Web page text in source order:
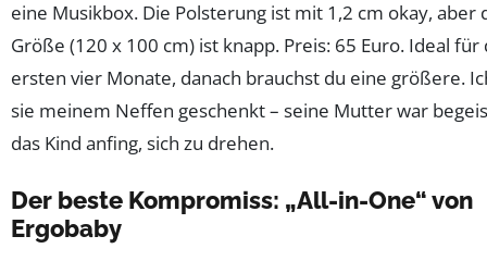
eine Musikbox. Die Polsterung ist mit 1,2 cm okay, aber
Größe (120 x 100 cm) ist knapp. Preis: 65 Euro. Ideal für
ersten vier Monate, danach brauchst du eine größere.
sie meinem Neffen geschenkt – seine Mutter war
das Kind anfing, sich zu drehen.
Der beste Kompromiss: „All-in-One“ von
Ergobaby